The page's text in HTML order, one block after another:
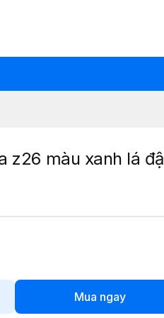
z26 màu xanh lá
Mua ngay